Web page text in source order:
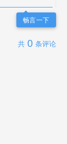
畅言一下
共 0 条评论